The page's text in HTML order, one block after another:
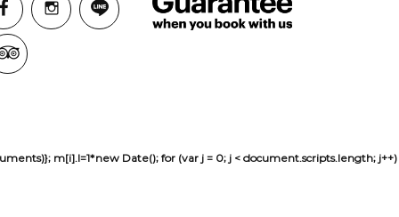
m[i].l=1*new Date(); for (var j = 0; j <